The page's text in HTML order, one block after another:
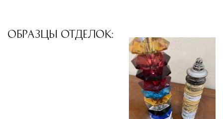
области
Для клиентов Москвы и МО предусмотрены
— транспортировка
товара от нашего склада непосредственно к
месту назначения с соблюдением сроков
ОБРАЗЦЫ ОТДЕЛОК: